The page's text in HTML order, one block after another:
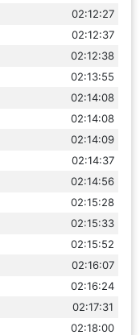
02:12:27
02:12:37
02:12:38
02:13:55
02:14:08
02:14:08
02:14:09
02:14:37
02:14:56
02:15:28
02:15:33
02:15:52
02:16:07
02:16:24
02:17:31
02:18:00